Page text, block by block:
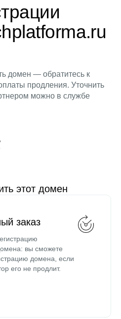
домен — обратитесь к
продления. Уточнить
можно в службе
этот домен
заказ
вы сможете
домена, если
его не продлит.